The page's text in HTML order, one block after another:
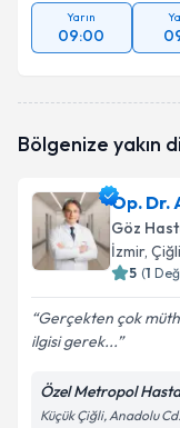
Yarın
09:00
Bölgenize yakın
Op. Dr.
Göz
İzmir, Çiğli
5 (1
Gerçekten çok
ilgisi gerek...
Özel Metropol
Küçük Çiğli, Anadolu